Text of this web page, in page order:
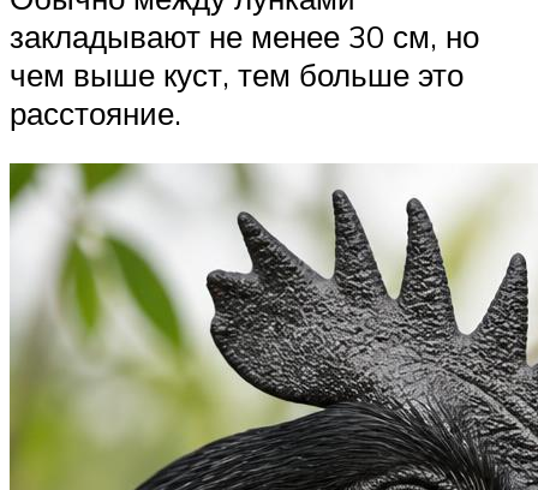
закладывают не менее 30 см, но
чем выше куст, тем больше это
расстояние.